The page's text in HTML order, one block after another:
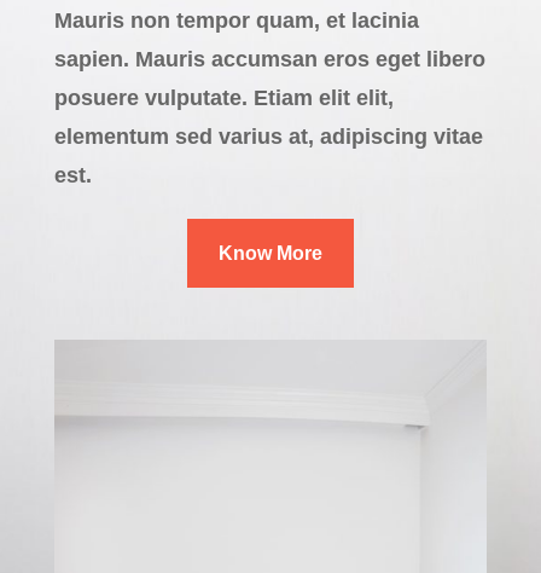
Mauris non tempor quam, et lacinia
sapien. Mauris accumsan eros eget libero
posuere vulputate. Etiam elit elit,
elementum sed varius at, adipiscing vitae
est.
Know More